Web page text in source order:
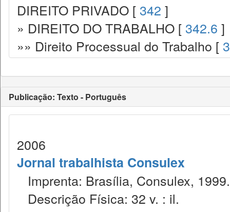
DIREITO PRIVADO [ 342 ]
» DIREITO DO TRABALHO [ 342.6 ]
»» Direito Processual do Trabalho [
Publicação: Texto - Português
2006
Jornal trabalhista Consulex
Imprenta: Brasília, Consulex, 1999.
Descrição Física: 32 v. : il.